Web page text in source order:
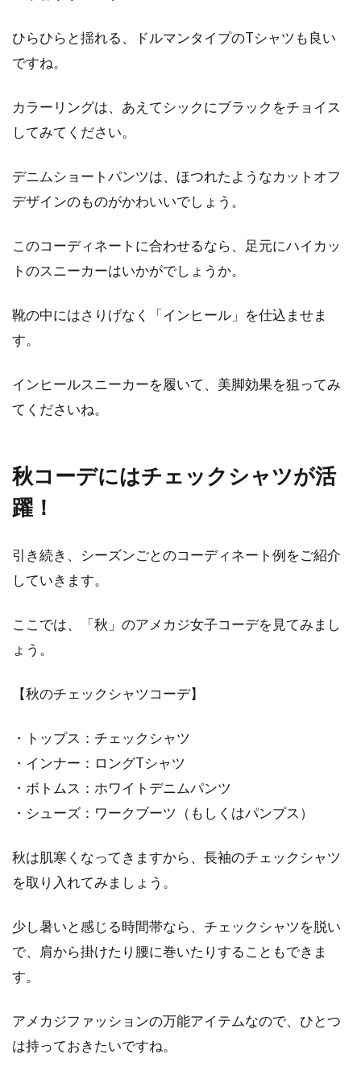
ひらひらと揺れる、ドルマンタイプのTシャツも良い
ですね。
カラーリングは、あえてシックにブラックをチョイス
してみてください。
デニムショートパンツは、ほつれたようなカットオフ
デザインのものがかわいいでしょう。
このコーディネートに合わせるなら、足元にハイカッ
トのスニーカーはいかがでしょうか。
靴の中にはさりげなく「インヒール」を仕込ませま
す。
インヒールスニーカーを履いて、美脚効果を狙ってみ
てくださいね。
秋コーデにはチェックシャツが活
躍！
引き続き、シーズンごとのコーディネート例をご紹介
していきます。
ここでは、「秋」のアメカジ女子コーデを見てみまし
ょう。
【秋のチェックシャツコーデ】
・トップス：チェックシャツ
・インナー：ロングTシャツ
・ボトムス：ホワイトデニムパンツ
・シューズ：ワークブーツ（もしくはパンプス）
秋は肌寒くなってきますから、長袖のチェックシャツ
を取り入れてみましょう。
少し暑いと感じる時間帯なら、チェックシャツを脱い
で、肩から掛けたり腰に巻いたりすることもできま
す。
アメカジファッションの万能アイテムなので、ひとつ
は持っておきたいですね。